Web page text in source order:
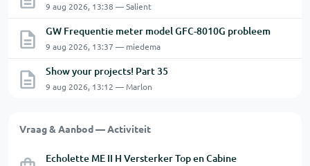
9 aug 2026, 13:38 — Salient
GW Frequentie meter model GFC-8010G probleem
9 aug 2026, 13:37 — miedema
Show your projects! Part 35
9 aug 2026, 13:12 — Marlon
Vraag & Aanbod — Activiteit
Echolette ME II H Versterker Top en Cabine